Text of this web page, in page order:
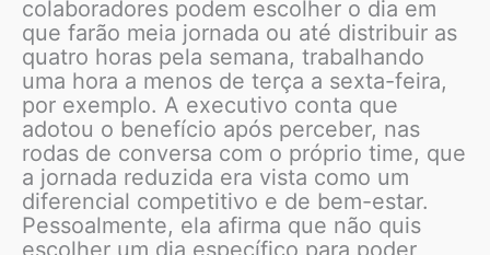
colaboradores podem escolher o dia em
que farão meia jornada ou até distribuir as
quatro horas pela semana, trabalhando
uma hora a menos de terça a sexta-feira,
por exemplo. A executivo conta que
adotou o benefício após perceber, nas
rodas de conversa com o próprio time, que
a jornada reduzida era vista como um
diferencial competitivo e de bem-estar.
Pessoalmente, ela afirma que não quis
escolher um dia específico para poder